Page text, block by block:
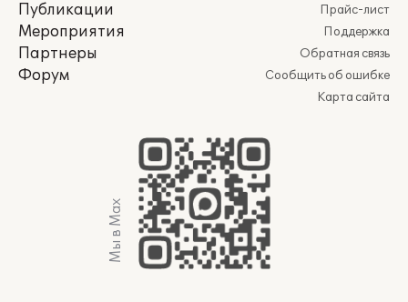
Публикации
Мероприятия
Партнеры
Форум
Прайс-лист
Поддержка
Обратная связь
Сообщить об ошибке
Карта сайта
Мы в Max